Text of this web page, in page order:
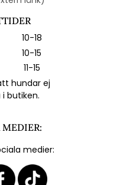
10-18
10-15
11-15
hundar ej
butiken.
medier: